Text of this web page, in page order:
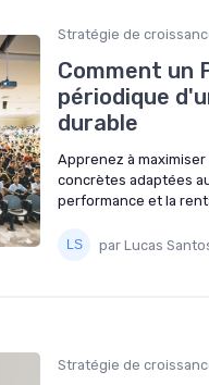
Stratégie de
Comment un
périodique
durable
Apprenez à
concrètes adaptées
performance et la
par Lucas
Stratégie de